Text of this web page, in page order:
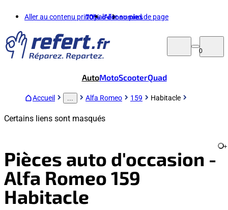
Aller au contenu principalAller au pied de page
70%d'économies
0
AutoMotoScooterQuad
Accueil Alfa Romeo 159 Habitacle
Certains liens sont masqués
Pièces auto d'occasion -
Alfa Romeo 159
Habitacle
+